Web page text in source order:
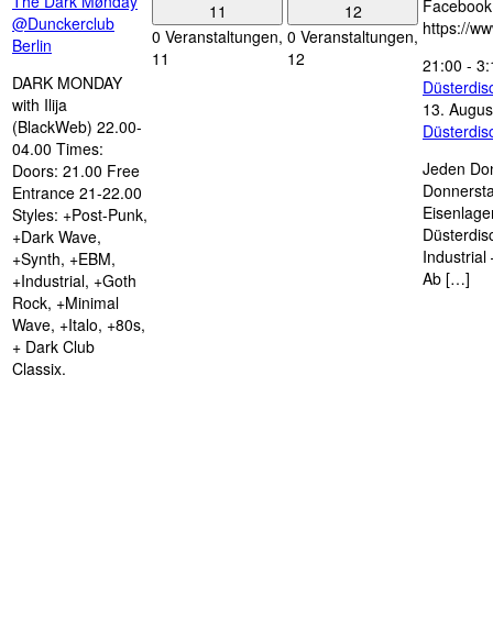
@Dunckerclub
Berlin
DARK MONDAY
with Ilija
(BlackWeb) 22.00-
04.00 Times:
Doors: 21.00 Free
Entrance 21-22.00
Styles: +Post-Punk,
+Dark Wave,
+Synth, +EBM,
+Industrial, +Goth
Rock, +Minimal
Wave, +Italo, +80s,
+ Dark Club
Classix.
11
0 Veranstaltungen,
11
12
0 Veranstaltungen,
12
https://
21:00 -
13.
Jeden
Industrial
Ab […]